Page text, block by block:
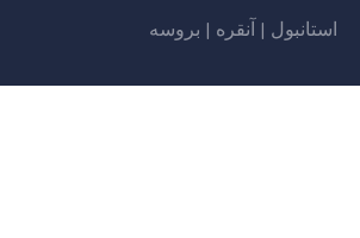
استانبول | آنقره | بروسه